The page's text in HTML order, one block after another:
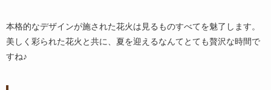
本格的なデザインが施された花火は見るものすべてを魅了します。
美しく彩られた花火と共に、夏を迎えるなんてとても贅沢な時間で
すね♪